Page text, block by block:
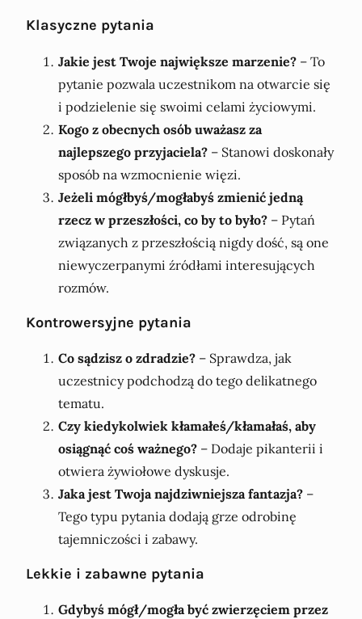
Klasyczne pytania
Jakie jest Twoje największe marzenie? – To
pytanie pozwala uczestnikom na otwarcie się
i podzielenie się swoimi celami życiowymi.
Kogo z obecnych osób uważasz za
najlepszego przyjaciela? – Stanowi doskonały
sposób na wzmocnienie więzi.
Jeżeli mógłbyś/mogłabyś zmienić jedną
rzecz w przeszłości, co by to było? – Pytań
związanych z przeszłością nigdy dość, są one
niewyczerpanymi źródłami interesujących
rozmów.
Kontrowersyjne pytania
Co sądzisz o zdradzie? – Sprawdza, jak
uczestnicy podchodzą do tego delikatnego
tematu.
Czy kiedykolwiek kłamałeś/kłamałaś, aby
osiągnąć coś ważnego? – Dodaje pikanterii i
otwiera żywiołowe dyskusje.
Jaka jest Twoja najdziwniejsza fantazja? –
Tego typu pytania dodają grze odrobinę
tajemniczości i zabawy.
Lekkie i zabawne pytania
Gdybyś mógł/mogła być zwierzęciem przez